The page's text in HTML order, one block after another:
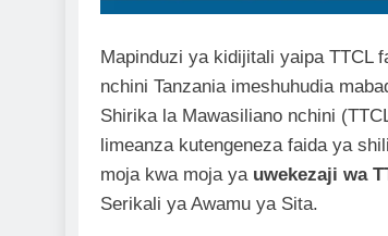
Mapinduzi ya kidijitali yaipa TTCL
nchini Tanzania imeshuhudia
Shirika la Mawasiliano nchini
limeanza kutengeneza faida ya
moja kwa moja ya uwekezaji wa
Serikali ya Awamu ya Sita.